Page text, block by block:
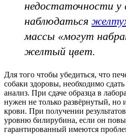
недостаточности
наблюдаться
массы «могут
желтый цвет.
Для того чтобы убедиться, что
собаки здоровы, необходимо сдать
анализ. При сдаче образца в
нужен не только развёрнутый, но
крови. При получении
уровню билирубина, если он
гарантированный имеются